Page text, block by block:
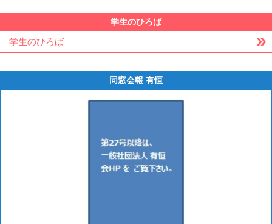
学生のひろば
学生のひろば
同窓会報 有恒